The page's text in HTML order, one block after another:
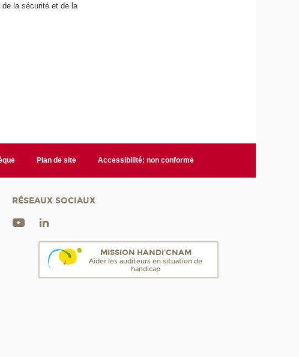
la sécurité et de la
Plan de site Accessibilité: non conforme
RÉSEAUX SOCIAUX
MISSION HANDI'CNAM
Aider les auditeurs en situation de
handicap